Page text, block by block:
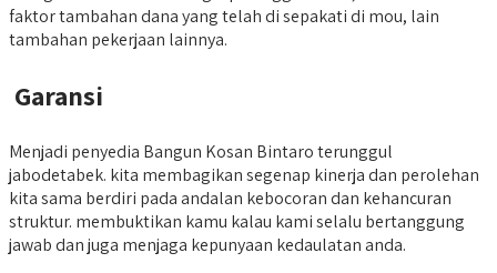
faktor tambahan dana yang telah di sepakati di mou, lain
tambahan pekerjaan lainnya.
Garansi
Menjadi penyedia Bangun Kosan Bintaro terunggul
jabodetabek. kita membagikan segenap kinerja dan perolehan
kita sama berdiri pada andalan kebocoran dan kehancuran
struktur. membuktikan kamu kalau kami selalu bertanggung
jawab dan juga menjaga kepunyaan kedaulatan anda.